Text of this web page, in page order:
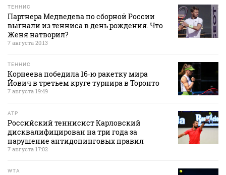
ТЕННИС
Партнера Медведева по сборной России
выгнали из тенниса в день рождения. Что
Женя натворил?
7 августа 20:13
ТЕННИС
Корнеева победила 16‑ю ракетку мира
Йович в третьем круге турнира в Торонто
7 августа 19:49
ATP
Российский теннисист Карловский
дисквалифицирован на три года за
нарушение антидопинговых правил
7 августа 17:02
WTA